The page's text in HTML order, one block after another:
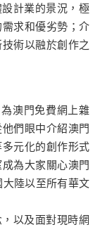
計業的景況，極
求和優劣勢；介
術以融於創作之
澳門免費網上雜
們眼中介紹澳門
元化的創作形式
為大家關心澳門
大陸以至所有華文
以及面對現時網